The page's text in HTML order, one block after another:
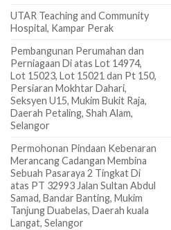
UTAR Teaching and Community
Hospital, Kampar Perak
Pembangunan Perumahan dan
Perniagaan Di atas Lot 14974,
Lot 15023, Lot 15021 dan Pt 150,
Persiaran Mokhtar Dahari,
Seksyen U15, Mukim Bukit Raja,
Daerah Petaling, Shah Alam,
Selangor
Permohonan Pindaan Kebenaran
Merancang Cadangan Membina
Sebuah Pasaraya 2 Tingkat Di
atas PT 32993 Jalan Sultan Abdul
Samad, Bandar Banting, Mukim
Tanjung Duabelas, Daerah kuala
Langat, Selangor